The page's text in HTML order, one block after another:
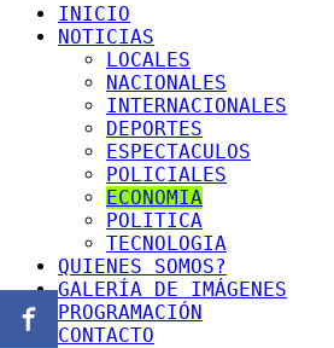
INICIO
NOTICIAS
LOCALES
NACIONALES
INTERNACIONALES
DEPORTES
ESPECTACULOS
POLICIALES
ECONOMIA
POLITICA
TECNOLOGIA
QUIENES SOMOS?
GALERÍA DE IMÁGENES
PROGRAMACIÓN
CONTACTO